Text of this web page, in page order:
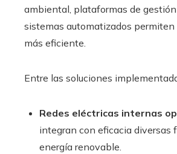
ambiental, plataformas de
sistemas automatizados permiten
más eficiente.
Entre las soluciones
Redes eléctricas internas
integran con eficacia diversas
energía renovable.